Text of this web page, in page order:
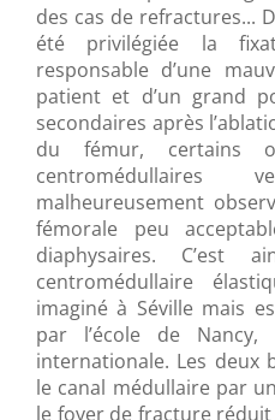
des cas de refractures...
été privilégiée la
responsable d’une
patient et d’un grand
secondaires après
du fémur, certains
malheureusement
fémorale peu
diaphysaires. C’est
centromédullaire
imaginé à Séville mais
par l’école de
internationale. Les deux
le canal médullaire par
le foyer de fracture